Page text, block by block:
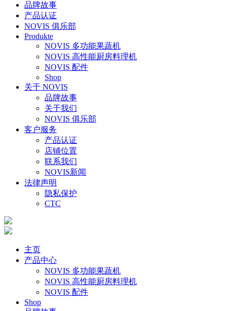
品牌故事
产品认证
NOVIS 俱乐部
Produkte
NOVIS 多功能果蔬机
NOVIS 高性能厨房料理机
NOVIS 配件
Shop
关于 NOVIS
品牌故事
关于我们
NOVIS 俱乐部
客户服务
产品认证
店铺位置
联系我们
NOVIS新闻
法律声明
隐私保护
CTC
主页
产品中心
NOVIS 多功能果蔬机
NOVIS 高性能厨房料理机
NOVIS 配件
Shop